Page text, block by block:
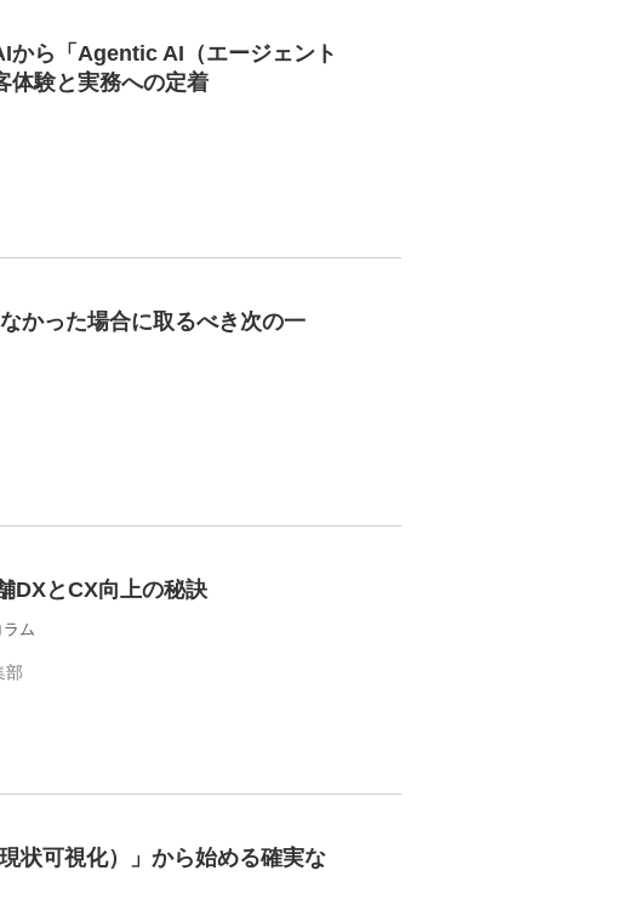
から「Agentic AI（エージェント
体験と実務への定着
かった場合に取るべき次の一
DXとCX向上の秘訣
ム
部
状可視化）」から始める確実な